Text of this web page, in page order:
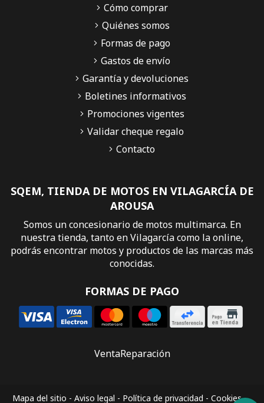
SQEM, TIENDA DE MOTOS EN VILAGARCÍA DE
AROUSA
Somos un concesionario de motos multimarca. En
nuestra tienda, tanto en Vilagarcía como la online,
podrás encontrar motos y productos de las marcas más
conocidas.
FORMAS DE PAGO
Cómo comprar
Quiénes somos
Formas de pago
Gastos de envío
Garantía y devoluciones
Boletines informativos
Promociones vigentes
Validar cheque regalo
Contacto
VentaReparación
Mapa del sitio - Aviso legal - Política de privacidad - Cookies-